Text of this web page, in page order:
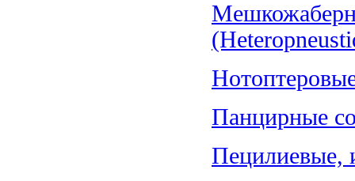
Панцирные
Пецилиевые,